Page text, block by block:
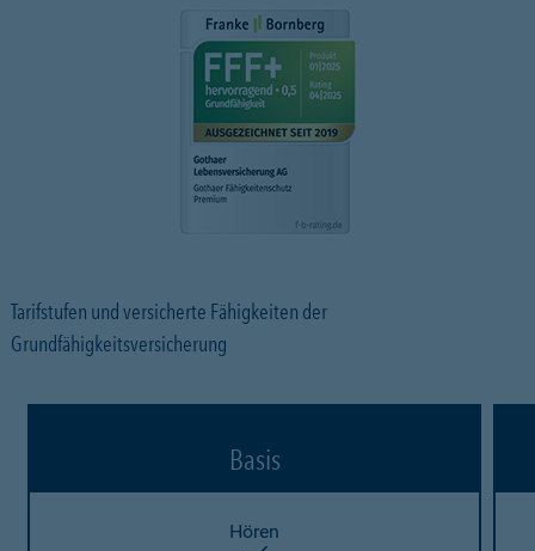
Tarifstufen und versicherte Fähigkeiten der
Grundfähigkeitsversicherung
Basis
Hören